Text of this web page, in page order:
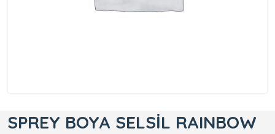
SPREY BOYA SELSİL RAINBOW